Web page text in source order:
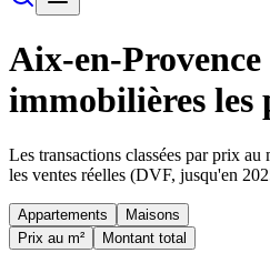
Aix-en-Provence
immobilières les
Les transactions classées par prix au
les ventes réelles (DVF, jusqu'en
Appartements
Maisons
Prix au m²
Montant total